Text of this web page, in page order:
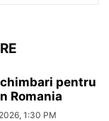
pentru
Romania
1:30 PM